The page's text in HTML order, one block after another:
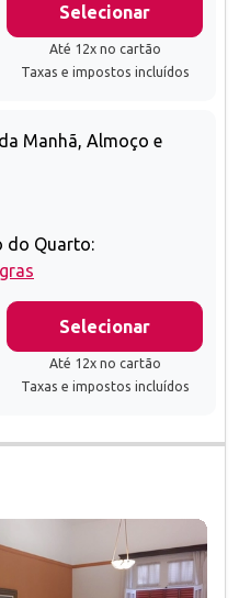
Selecionar
Até 12x no cartão
Taxas e impostos incluídos
Manhã, Almoço e
do Quarto:
Selecionar
Até 12x no cartão
Taxas e impostos incluídos